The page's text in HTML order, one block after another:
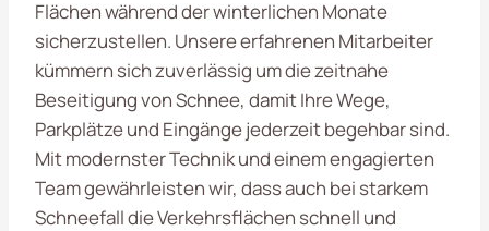
Flächen während der winterlichen Monate
sicherzustellen. Unsere erfahrenen Mitarbeiter
kümmern sich zuverlässig um die zeitnahe
Beseitigung von Schnee, damit Ihre Wege,
Parkplätze und Eingänge jederzeit begehbar sind.
Mit modernster Technik und einem engagierten
Team gewährleisten wir, dass auch bei starkem
Schneefall die Verkehrsflächen schnell und